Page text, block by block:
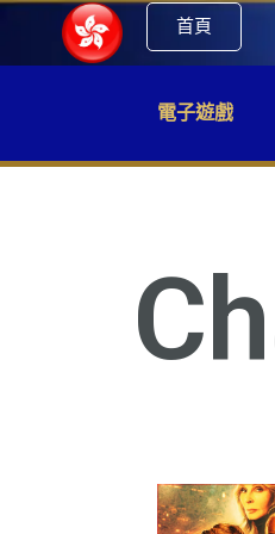
首頁
電子遊戲